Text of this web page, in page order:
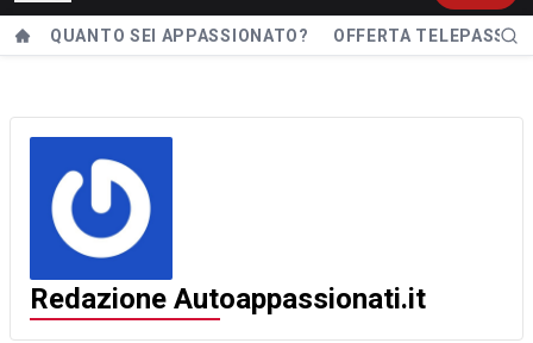
QUANTO SEI APPASSIONATO? OFFERTA TELEPASS
Redazione Autoappassionati.it